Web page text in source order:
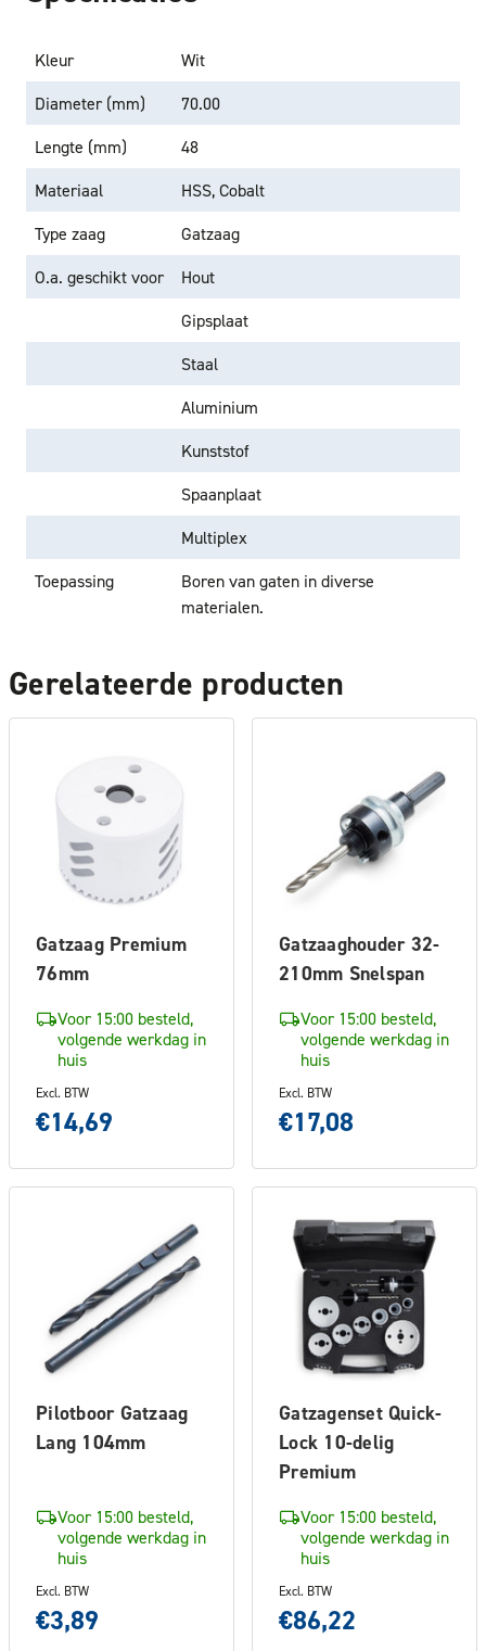
Kleur
Wit
Diameter (mm)
70.00
Lengte (mm)
48
Materiaal
HSS, Cobalt
Type zaag
Gatzaag
O.a. geschikt voor
Hout
Gipsplaat
Staal
Aluminium
Kunststof
Spaanplaat
Multiplex
Toepassing
Boren van gaten in diverse
materialen.
Gerelateerde producten
Gatzaag Premium
76mm
Voor 15:00 besteld,
volgende werkdag in
huis
Excl. BTW
€14,69
Gatzaaghouder 32-
210mm Snelspan
Voor 15:00 besteld,
volgende werkdag in
huis
Excl. BTW
€17,08
Pilotboor Gatzaag
Lang 104mm
Voor 15:00 besteld,
volgende werkdag in
huis
Excl. BTW
€3,89
Gatzagenset Quick-
Lock 10-delig
Premium
Voor 15:00 besteld,
volgende werkdag in
huis
Excl. BTW
€86,22